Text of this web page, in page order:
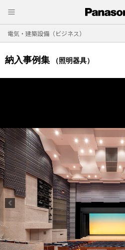
電気・建築設備（ビジネス）
納入事例集 （照明器具）